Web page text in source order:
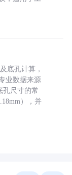
底孔计算，
业数据来源
孔尺寸的常
），并